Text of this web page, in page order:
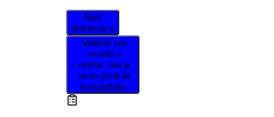
Najít
distributora
Vyberte své
vozidlo a
ověřte, zda je
tento produkt
kompatibilní.